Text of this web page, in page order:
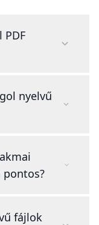
PDF
nyelvű
fájlok